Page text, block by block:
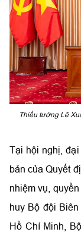
Thiếu tướng Lê
Tại hội nghị,
bản của Quyết
nhiệm vụ,
huy Bộ đội
Hồ Chí Minh,